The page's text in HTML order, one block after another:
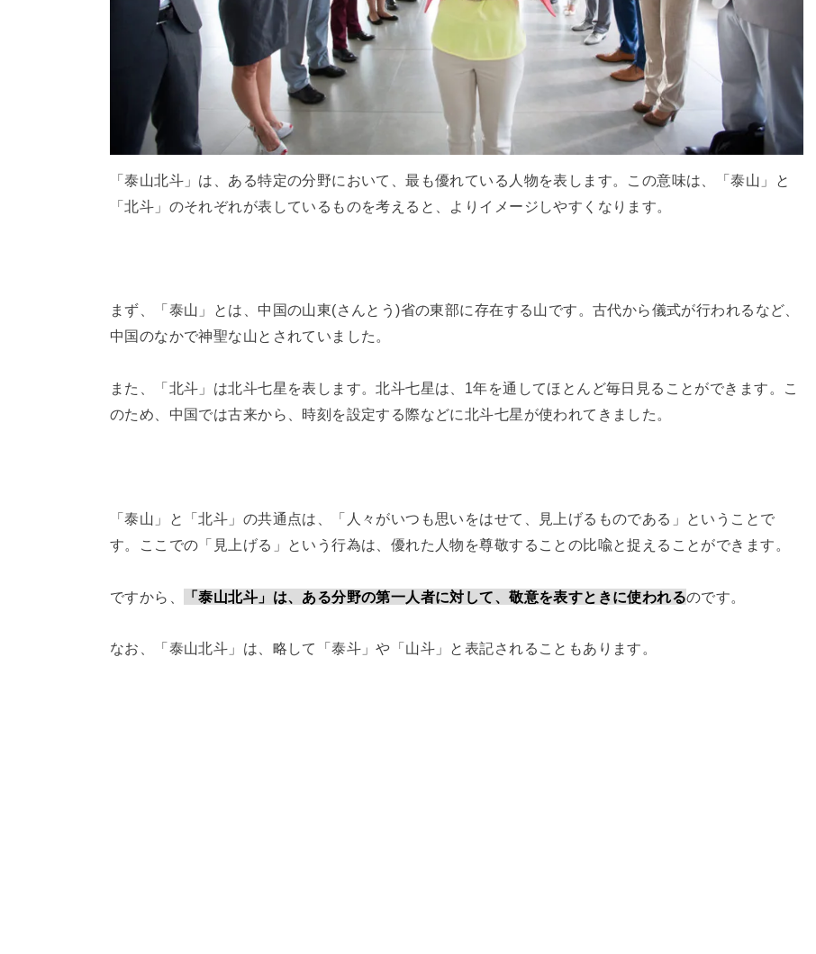
「泰山北斗」は、ある特定の分野において、最も優れている人物を表します。この意味は、「泰山」と
「北斗」のそれぞれが表しているものを考えると、よりイメージしやすくなります。
まず、「泰山」とは、中国の山東(さんとう)省の東部に存在する山です。古代から儀式が行われるなど、
中国のなかで神聖な山とされていました。
また、「北斗」は北斗七星を表します。北斗七星は、1年を通してほとんど毎日見ることができます。こ
のため、中国では古来から、時刻を設定する際などに北斗七星が使われてきました。
「泰山」と「北斗」の共通点は、「人々がいつも思いをはせて、見上げるものである」ということで
す。ここでの「見上げる」という行為は、優れた人物を尊敬することの比喩と捉えることができます。
ですから、 「泰山北斗」は、ある分野の第一人者に対して、敬意を表すときに使われるのです。
なお、「泰山北斗」は、略して「泰斗」や「山斗」と表記されることもあります。